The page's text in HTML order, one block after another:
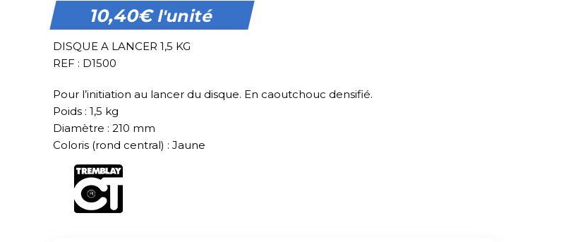
10,40€l'unité
DISQUE A LANCER 1,5 KG
REF : D1500
Pour l’initiation au lancer du disque. En caoutchouc densifié.
Poids : 1,5 kg
Diamètre : 210 mm
Coloris (rond central) : Jaune